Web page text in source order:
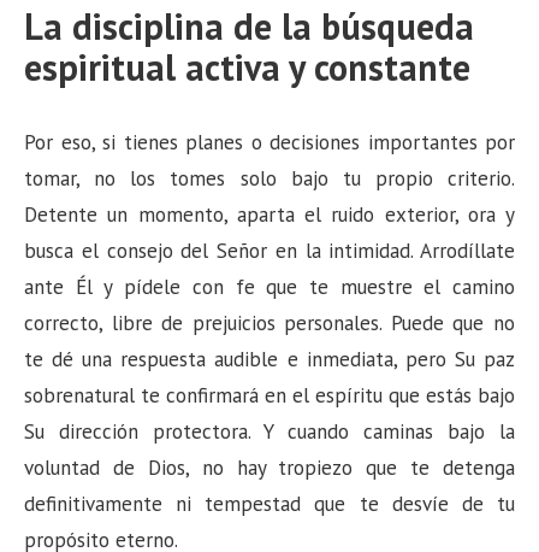
La disciplina de la búsqueda
espiritual activa y constante
Por eso, si tienes planes o decisiones importantes por
tomar, no los tomes solo bajo tu propio criterio.
Detente un momento, aparta el ruido exterior, ora y
busca el consejo del Señor en la intimidad. Arrodíllate
ante Él y pídele con fe que te muestre el camino
correcto, libre de prejuicios personales. Puede que no
te dé una respuesta audible e inmediata, pero Su paz
sobrenatural te confirmará en el espíritu que estás bajo
Su dirección protectora. Y cuando caminas bajo la
voluntad de Dios, no hay tropiezo que te detenga
definitivamente ni tempestad que te desvíe de tu
propósito eterno.